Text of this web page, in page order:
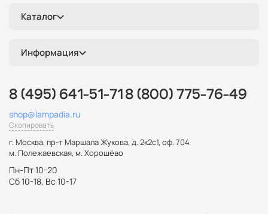
Каталог
Информация
8 (495) 641-51-71 8 (800) 775-76-49
shop@lampadia.ru
Скопировать
г. Москва, пр-т Маршала Жукова, д. 2к2с1, оф. 704
м. Полежаевская, м. Хорошёво
Пн-Пт 10-20
Сб 10-18, Вс 10-17